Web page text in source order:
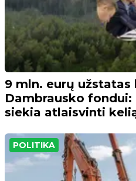
9 mln. eurų užstatas
Dambrausko
siekia atlaisvinti
POLITIKA